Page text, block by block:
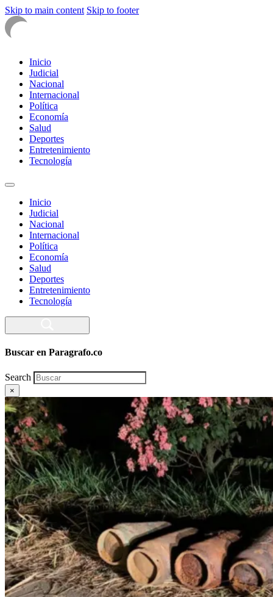
Skip to main content Skip to footer
Inicio
Judicial
Nacional
Internacional
Política
Economía
Salud
Deportes
Entretenimiento
Tecnología
Inicio
Judicial
Nacional
Internacional
Política
Economía
Salud
Deportes
Entretenimiento
Tecnología
Buscar en Paragrafo.co
Search
×